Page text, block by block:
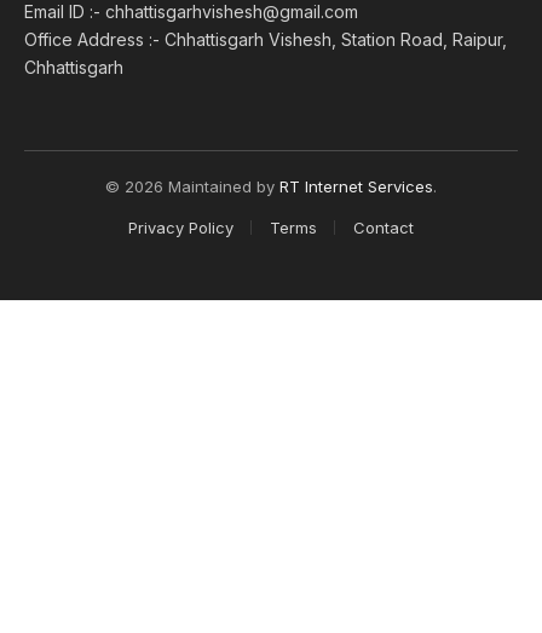
Email ID :- chhattisgarhvishesh@gmail.com
Office Address :- Chhattisgarh Vishesh, Station Road, Raipur,
Chhattisgarh
© 2026 Maintained by RT Internet Services.
Privacy Policy Terms Contact